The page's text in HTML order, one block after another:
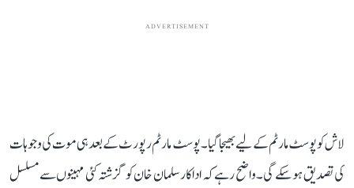
ADVERTISEMENT
لاش کو پوسٹ مارٹم کے لیے بھیجا گیا۔ پوسٹ مارٹم رپورٹ کے بعد ہی موت کی وجوہات
کی تصدیق ہو سکے گی۔ واضح رہے کہ اداکار سلمان خان کو گزشتہ کئی مہینوں سے مسلسل